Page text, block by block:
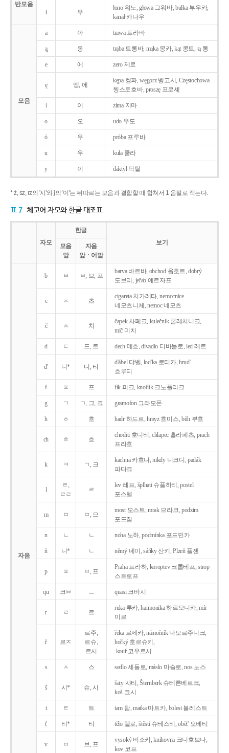
반모음
ł 우
łono 워노, głowa 그워바, bułka 부우카,
kanał 카나우
모음
a 아 trawa 트라바
ą̨ 옹 trąba 트롱바, mąka 몽카, kąt 콩트, tą 통
e 에 zero 제로
ę 엥, 에
kępa 켕파, węgorz 벵고시, Częstochowa
쳉스토호바, proszę 프로셰
i 이 zima 지마
o 오 udo 우도
ó 우 próba 프루바
u 우 kula 쿨라
y 이 daktyl 닥틸
* ż, sz, rz의 '시'와 j의 '이'는 뒤따르는 모음과 결합할 때 합쳐서 1 음절로 적는다.
표 7 체코어 자모와 한글 대조표
자모
한글
보기
모음
앞
자음
앞ㆍ어말
자음
b ㅂ ㅂ, 브, 프
barva 바르바, obchod 옵호트, dobrý
도브리, jeřab 예르자프
c ㅊ 츠
cigareta 치가레타, nemocnice
네모츠니체, nemoc 네모츠
č ㅊ 치
čapek 차페크, kulečnik 쿨레치니크,
míč 미치
d ㄷ 드, 트 dech 데흐, divadlo 디바들로, led 레트
d' 디* 디, 티
d'ábel 댜벨, lod'ka 로티카, hrud'
흐루티
f ㅍ 프 fík 피크, knoflík 크노플리크
g ㄱ ㄱ, 그, 크 gramofon 그라모폰
h ㅎ 흐 hadr 하드르, hmyz 흐미스, bůh 부흐
ch ㅎ 흐
choditi 호디티, chlapec 흘라페츠, prach
프라흐
k ㅋ ㄱ, 크
kachna 카흐나, nikdy 니크디, padák
파다크
l
ㄹ,
ㄹㄹ
ㄹ
lev 레프, šplhati 슈플하티, postel
포스텔
m ㅁ ㅁ, 므
most 모스트, mrak 므라크, podzim
포드짐
n ㄴ ㄴ noha 노하, podmínka 포드민카
ň 니* ㄴ němý 네미, sáňky 산키, Plzeň 플젠
p ㅍ ㅂ, 프
Praha 프라하, koroptev 코롭테프, strop
스트로프
qu 크ㅂ ㅡ quasi 크바시
r ㄹ 르
ruka 루카, harmonika 하르모니카, mír
미르
ř 르ㅈ
르주,
르슈,
르시
řeka 르제카, námořník 나모르주니크,
hořký 호르슈키,
kouř 코우르시
s ㅅ 스 sedlo 세들로, máslo 마슬로, nos 노스
š 시* 슈, 시
šaty 샤티, Šternberk 슈테른베르크,
koš 코시
t ㅌ 트 tam 탐, matka 마트카, bolest 볼레스트
t' 티* 티 tělo 텔로, štěstí 슈테스티, obět' 오베티
v ㅂ 브, 프
vysoký 비소키, knihovna 크니호브나,
kov 코프